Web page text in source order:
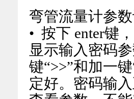
弯管流量计参
• 按下 enter键
显示输入密码
键“>>”和加一
定好。密码输